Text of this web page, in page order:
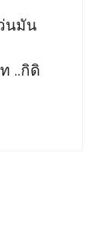
นมัน
..กิดิ